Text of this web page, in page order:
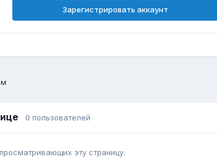
Зарегистрировать аккаунт
0 пользователей
эту страницу.